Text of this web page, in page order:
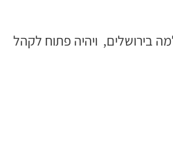
היכל שלמה בירושלים, ויהיה פתוח לקהל